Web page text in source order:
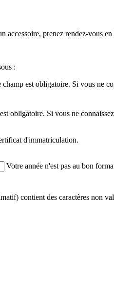
prenez rendez-vous
:
champ est obligatoire. Si vous ne
obligatoire. Si vous ne
d'immatriculation.
Votre année n'est pas au bon
contient des caractères non